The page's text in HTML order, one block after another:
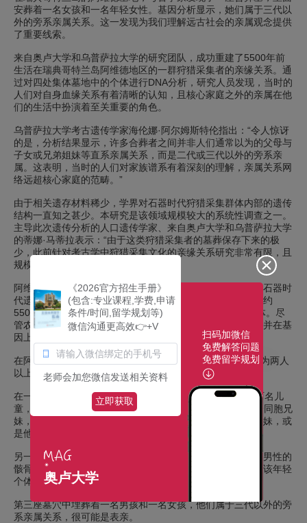
安葬着一名女孩和一名年轻女性。基因分析显示，她们属于三代以
外的旁系亲属关系。这一发现为我们理解远古社会的亲属观念提供
了重要线索。
来自奥卢大学和乌普萨拉大学的研究团队，成功重建了5500年前
生活在瑞典哥特兰岛阿维德地区的一群狩猎采集者的亲缘关系。通
过对四处集体墓地中的个体进行DNA分析，研究人员发现，当时的
人们对自身血缘关系有着清晰的认知，且核心家庭之外的亲属在他
们的生活中扮演着至关重要的角色。
乌普萨拉大学考古遗传学家海伦娜·阿尔姆斯特伦指出：“令人惊讶
的是，分析结果显示，许多合葬者之间并非人们通常以为的父母与
子女或兄弟姐妹等直系亲属关系，而是二代或三代以外的旁系亲
属。这表明，当时的人们对家族谱系有着深刻的理解，亲属关系网
络远超核心家庭的范畴。”
由于相关遗存材料稀少，学界对石器时代狩猎采集群体内部的遗传
结构一直知之甚少。本研究是该领域规模较大的系统性调查之一。
主导此次遗传分析的人口遗传学家、来自奥卢大学和乌普萨拉大学
的蒂娜·马蒂拉表示：“由于这类狩猎采集者的墓葬保存下来的极
少，此前针对考古学中狩猎采集文化的亲缘关系研究非常有限，且
规模通常较小。”
阿维德墓地位于哥特兰岛，是斯堪的纳维亚半岛最重要的新石器时
代遗址之一，以保存完好的墓葬和丰富的考古遗存而闻名。约
5500年前，该地区居住着以狩猎和捕鱼为生的狩猎采集群体。尽
管农业已在欧洲各地传播，北方的狩猎采集文化依然延续，并在基
因上与农业人群保持明显区别。
在阿维德广阔的墓地中，共发现了85座已知墓葬，其中8座为两人
以上的合葬墓，且大多数墓穴中至少安葬有一名儿童。
在一座墓穴中，一名约20岁的女性仰面而卧，身旁安放着两名儿
童，分别约为四岁和一岁半。DNA分析显示，两名儿童为全同胞兄
妹，但该女性并非他们的母亲。她很可能是孩子们父亲的姐妹，或
是他们同父异母的姐姐。
另一座墓穴中安葬着一名年轻个体，其旁还放置了一名成年男性的
骸骨，推测是从别处迁移至此重新安葬的。基因分析确认，该年轻
个体为女性，而成年男性是她的父亲。
第三座墓穴中埋葬着一名男孩和一名女孩，他们属于三代以外的旁
系亲属关系，很可能是表亲。
《2026官方招生手册》
(包含:专业课程,学费,申请
条件/时间,留学规划等)
微信沟通更高效👉+V
老师会加您微信发送相关资料
立即获取
奥卢大学
扫码加微信
免费解答问题
免费留学规划